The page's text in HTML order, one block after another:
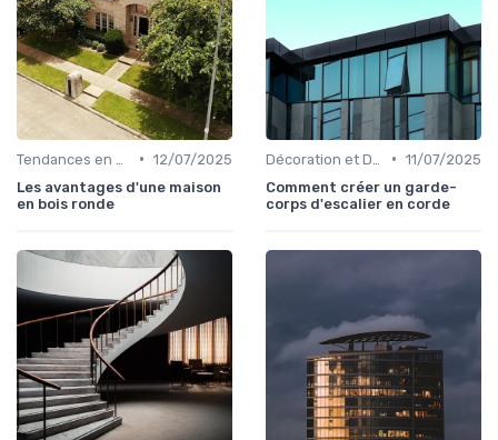
• 12/07/2025
Les avantages d'une maison
en bois ronde
• 11/07/2025
Comment créer un garde-
corps d'escalier en corde